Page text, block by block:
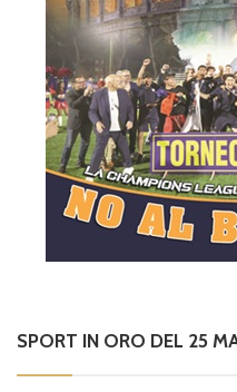
SPORT IN ORO DEL 25